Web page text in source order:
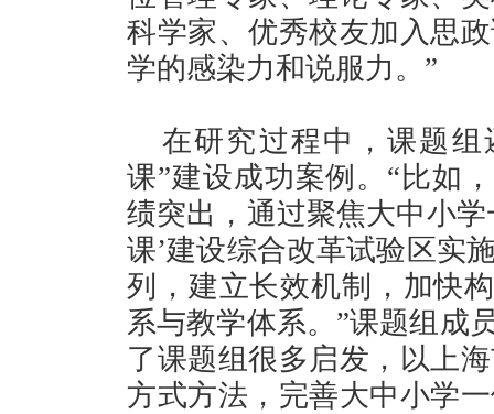
科学家、优秀校友加入思
学的感染力和说服力。”
在研究过程中，课题
课”建设成功案例。“比如
绩突出，通过聚焦大中小
课’建设综合改革试验区实
列，建立长效机制，加快
系与教学体系。”课题组成
了课题组很多启发，以上
方式方法，完善大中小学